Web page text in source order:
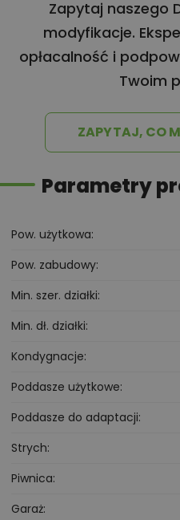
Zapytaj naszego
modyfikacje.
opłacalność i
Twoim
ZAPYTAJ, CO
Parametry
Pow. użytkowa
Pow. zabudowy
Min. szer. działki
Min. dł. działki
Kondygnacje
Poddasze użytkowe
Poddasze do adaptacji
Strych
Piwnica
Garaż